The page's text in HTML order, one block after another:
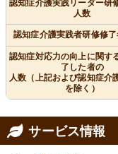
認知症介護実践リーダー研
人数
認知症介護実践者研修修
認知症対応力の向上に関す
了した者の
人数（上記および認知症介
を除く）
サービス情報